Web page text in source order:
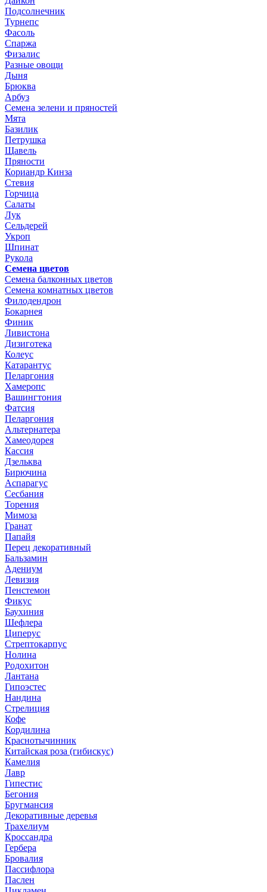
Подсолнечник
Турнепс
Фасоль
Спаржа
Физалис
Разные овощи
Дыня
Брюква
Арбуз
Семена зелени и пряностей
Мята
Базилик
Петрушка
Щавель
Пряности
Кориандр Кинза
Стевия
Горчица
Салаты
Лук
Сельдерей
Укроп
Шпинат
Рукола
Семена цветов
Семена балконных цветов
Семена комнатных цветов
Филодендрон
Бокарнея
Финик
Ливистона
Дизиготека
Колеус
Катарантус
Пеларгония
Хамеропс
Вашингтония
Фатсия
Пеларгония
Альтернатера
Хамеодорея
Кассия
Дзельква
Бирючина
Аспарагус
Сесбания
Торения
Мимоза
Гранат
Папайя
Перец декоративный
Бальзамин
Адениум
Левизия
Пенстемон
Фикус
Баухиния
Шефлера
Циперус
Стрептокарпус
Нолина
Родохитон
Лантана
Гипоэстес
Нандина
Стрелиция
Кофе
Кордилина
Краснотычинник
Китайская роза (гибискус)
Камелия
Лавр
Гипестис
Бегония
Бругмансия
Декоративные деревья
Трахелиум
Кроссандра
Гербера
Бровалия
Пассифлора
Паслен